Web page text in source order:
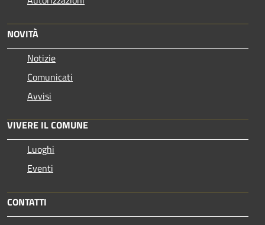
NOVITÀ
Notizie
Comunicati
Avvisi
VIVERE IL COMUNE
Luoghi
Eventi
CONTATTI